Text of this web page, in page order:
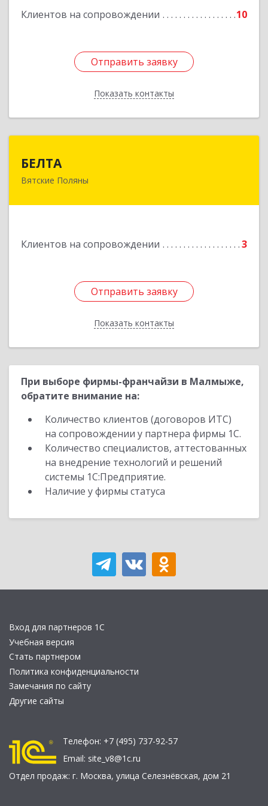
Клиентов на сопровождении 10
Отправить заявку
Показать контакты
Подробнее
Отправить заявку
Назад
БЕЛТА
Вятские Поляны
Клиентов на сопровождении 3
Отправить заявку
Показать контакты
612960, Кировская обл, Вятские Поляны г,
Отправить заявку
Назад
При выборе фирмы-франчайзи в Малмыже,
обратите внимание на:
Количество клиентов (договоров ИТС)
на сопровождении у партнера фирмы 1С.
Количество специалистов, аттестованных
на внедрение технологий и решений
системы 1С:Предприятие.
Наличие у фирмы статуса
Вход для партнеров 1С
Учебная версия
Стать партнером
Политика конфиденциальности
Замечания по сайту
Другие сайты
Телефон: +7 (495) 737-92-57
Email: site_v8@1c.ru
Отдел продаж: г. Москва, улица Селезнёвская, дом 21